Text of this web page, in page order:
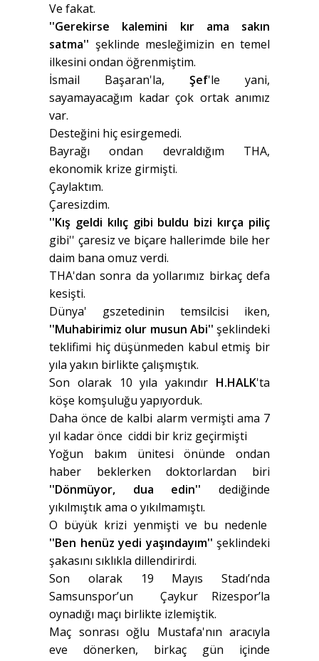
Ve fakat.
''Gerekirse kalemini kır ama sakın
satma'' şeklinde mesleğimizin en temel
ilkesini ondan öğrenmiştim.
İsmail Başaran'la, Şef'le yani,
sayamayacağım kadar çok ortak anımız
var.
Desteğini hiç esirgemedi.
Bayrağı ondan devraldığım THA,
ekonomik krize girmişti.
Çaylaktım.
Çaresizdim.
''Kış geldi kılıç gibi buldu bizi kırça piliç
gibi'' çaresiz ve biçare hallerimde bile her
daim bana omuz verdi.
THA'dan sonra da yollarımız birkaç defa
kesişti.
Dünya' gszetedinin temsilcisi iken,
''Muhabirimiz olur musun Abi'' şeklindeki
teklifimi hiç düşünmeden kabul etmiş bir
yıla yakın birlikte çalışmıştık.
Son olarak 10 yıla yakındır H.HALK'ta
köşe komşuluğu yapıyorduk.
Daha önce de kalbi alarm vermişti ama 7
yıl kadar önce ciddi bir kriz geçirmişti
Yoğun bakım ünitesi önünde ondan
haber beklerken doktorlardan biri
''Dönmüyor, dua edin'' dediğinde
yıkılmıştık ama o yıkılmamıştı.
O büyük krizi yenmişti ve bu nedenle
''Ben henüz yedi yaşındayım'' şeklindeki
şakasını sıklıkla dillendirirdi.
Son olarak 19 Mayıs Stadı’nda
Samsunspor’un Çaykur Rizespor’la
oynadığı maçı birlikte izlemiştik.
Maç sonrası oğlu Mustafa'nın aracıyla
eve dönerken, birkaç gün içinde